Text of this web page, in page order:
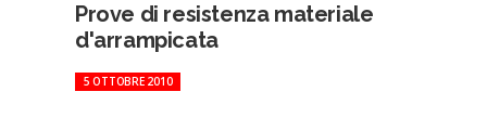
Prove di resistenza materiale
d'arrampicata
5 OTTOBRE 2010